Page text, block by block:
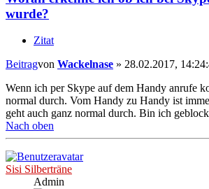
wurde?
Zitat
Beitragvon Wackelnase » 28.02.2017,
Wenn ich per Skype auf dem Handy anrufe
normal durch. Vom Handy zu Handy ist
geht auch ganz normal durch. Bin ich
Nach oben
Sisi Silberträne
Admin